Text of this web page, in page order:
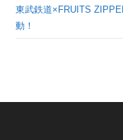
東武鉄道×FRUITS
動！